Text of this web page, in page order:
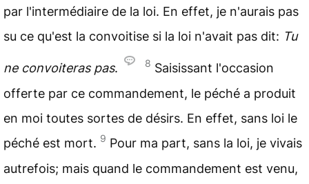
par l'intermédiaire de la loi. En effet, je n'aurais pas
su ce qu'est la convoitise si la loi n'avait pas dit: Tu
ne convoiteras pas. 8 Saisissant l'occasion
offerte par ce commandement, le péché a produit
en moi toutes sortes de désirs. En effet, sans loi le
péché est mort. 9 Pour ma part, sans la loi, je vivais
autrefois; mais quand le commandement est venu,